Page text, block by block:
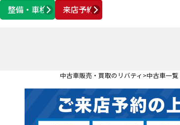
整備・車検
来店予約
営業時間 AM10:00 ～ PM6:00
中古車販売・買取のリバティ 中古車一覧